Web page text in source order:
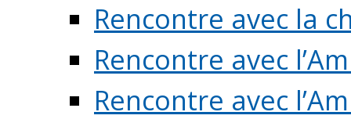
Rencontre avec la
Rencontre avec
Rencontre avec